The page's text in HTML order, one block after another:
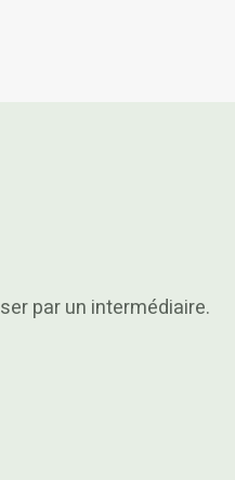
par un intermédiaire.